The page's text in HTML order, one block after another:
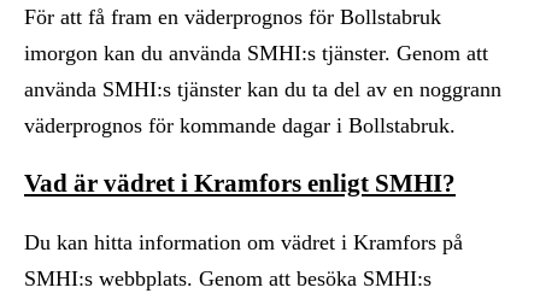
För att få fram en väderprognos för Bollstabruk
imorgon kan du använda SMHI:s tjänster. Genom att
använda SMHI:s tjänster kan du ta del av en noggrann
väderprognos för kommande dagar i Bollstabruk.
Vad är vädret i Kramfors enligt SMHI?
Du kan hitta information om vädret i Kramfors på
SMHI:s webbplats. Genom att besöka SMHI:s